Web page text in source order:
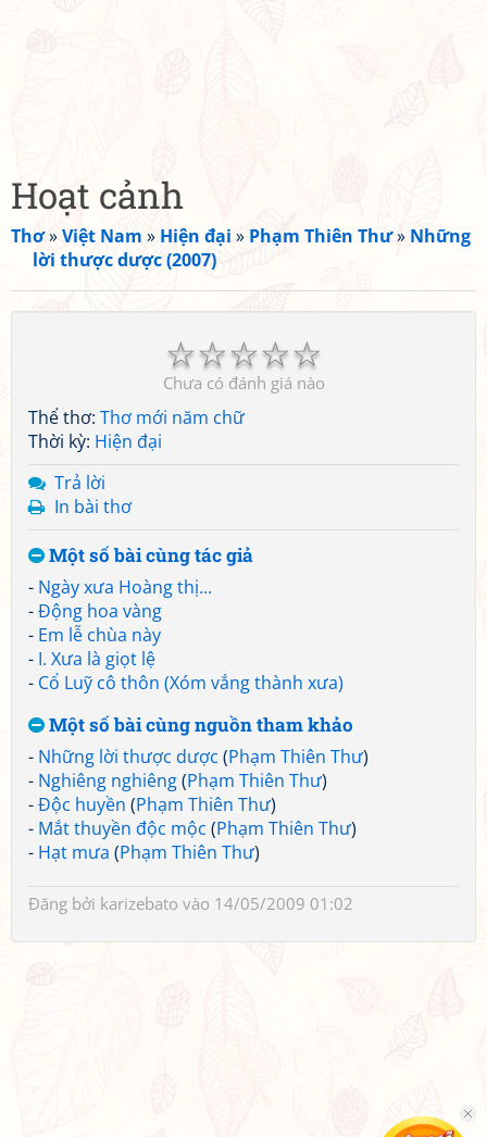
Hoạt cảnh
Thơ»Việt Nam » Hiện đại » Phạm Thiên Thư» Những
lời thược dược (2007)
☆
☆
☆
☆
☆
Chưa có đánh giá nào
Thể thơ: Thơ mới năm chữ
Thời kỳ: Hiện đại
Trả lời
In bài thơ
Một số bài cùng tác giả
- Ngày xưa Hoàng thị...
-Động hoa vàng
- Em lễ chùa này
- I. Xưa là giọt lệ
- Cổ Luỹ cô thôn (Xóm vắng thành xưa)
Một số bài cùng nguồn tham khảo
- Những lời thược dược (Phạm Thiên Thư)
- Nghiêng nghiêng(Phạm Thiên Thư)
-Độc huyền (Phạm Thiên Thư)
- Mắt thuyền độc mộc (Phạm Thiên Thư)
- Hạt mưa (Phạm Thiên Thư)
Đăng bởi karizebato vào 14/05/2009 01:02